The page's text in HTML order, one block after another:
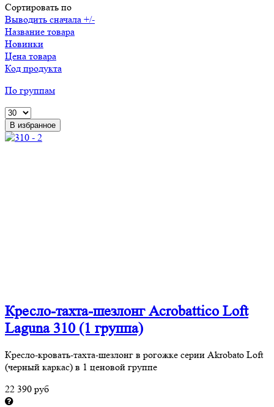
Сортировать по
Выводить сначала +/-
Название товара
Новинки
Цена товара
Код продукта
По группам
В избранное
Кресло-тахта-шезлонг Acrobattico Loft
Laguna 310 (1 группа)
Кресло-кровать-тахта-шезлонг в рогожке серии Akrobato Loft
(черный каркас) в 1 ценовой группе
22 390 руб